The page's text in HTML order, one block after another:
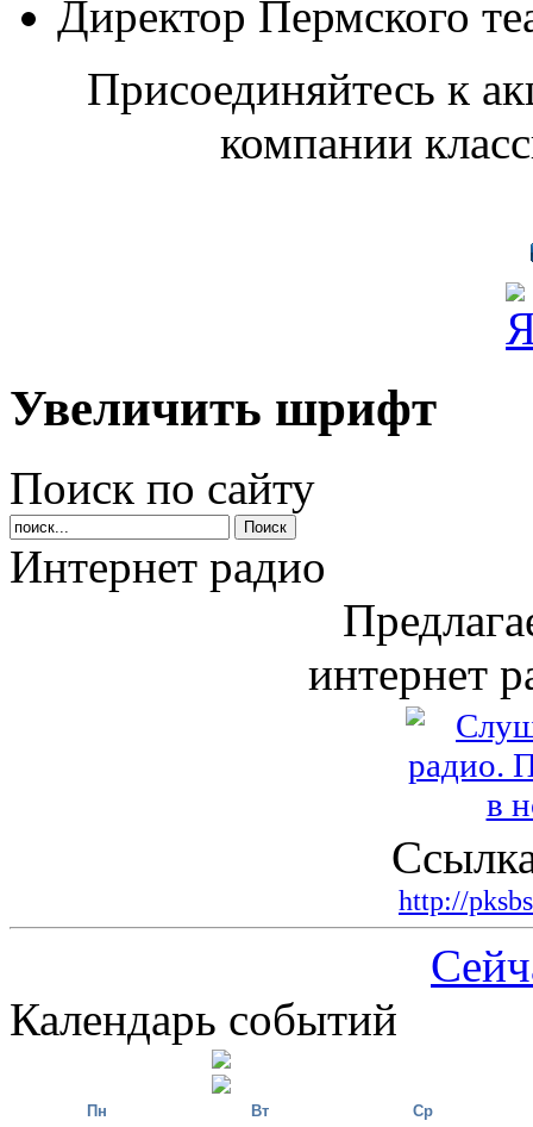
Директор Пермского
Присоединяйтесь к
компании
Увеличить шрифт
Поиск по сайту
Интернет радио
интернет
http://
Календарь событий
Пн Вт Ср